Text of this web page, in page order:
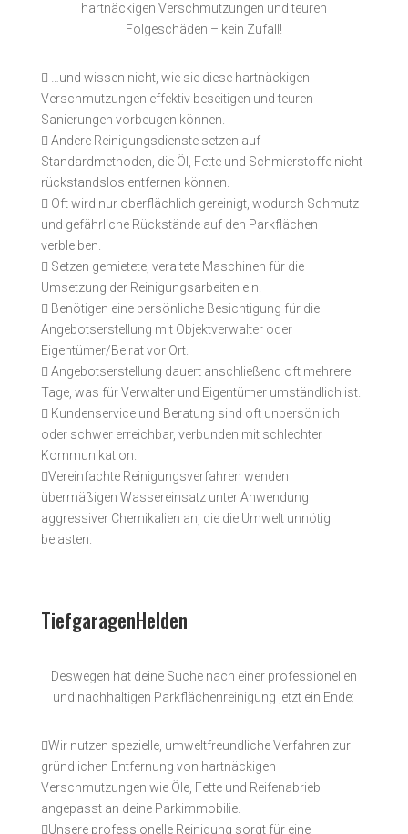
hartnäckigen Verschmutzungen und teuren
Folgeschäden – kein Zufall!
 …und wissen nicht, wie sie diese hartnäckigen
Verschmutzungen effektiv beseitigen und teuren
Sanierungen vorbeugen können.
 Andere Reinigungsdienste setzen auf
Standardmethoden, die Öl, Fette und Schmierstoffe nicht
rückstandslos entfernen können.
 Oft wird nur oberflächlich gereinigt, wodurch Schmutz
und gefährliche Rückstände auf den Parkflächen
verbleiben.
 Setzen gemietete, veraltete Maschinen für die
Umsetzung der Reinigungsarbeiten ein.
 Benötigen eine persönliche Besichtigung für die
Angebotserstellung mit Objektverwalter oder
Eigentümer/Beirat vor Ort.
 Angebotserstellung dauert anschließend oft mehrere
Tage, was für Verwalter und Eigentümer umständlich ist.
 Kundenservice und Beratung sind oft unpersönlich
oder schwer erreichbar, verbunden mit schlechter
Kommunikation.
Vereinfachte Reinigungsverfahren wenden
übermäßigen Wassereinsatz unter Anwendung
aggressiver Chemikalien an, die die Umwelt unnötig
belasten.
TiefgaragenHelden
Deswegen hat deine Suche nach einer professionellen
und nachhaltigen Parkflächenreinigung jetzt ein Ende:
Wir nutzen spezielle, umweltfreundliche Verfahren zur
gründlichen Entfernung von hartnäckigen
Verschmutzungen wie Öle, Fette und Reifenabrieb –
angepasst an deine Parkimmobilie.
Unsere professionelle Reinigung sorgt für eine